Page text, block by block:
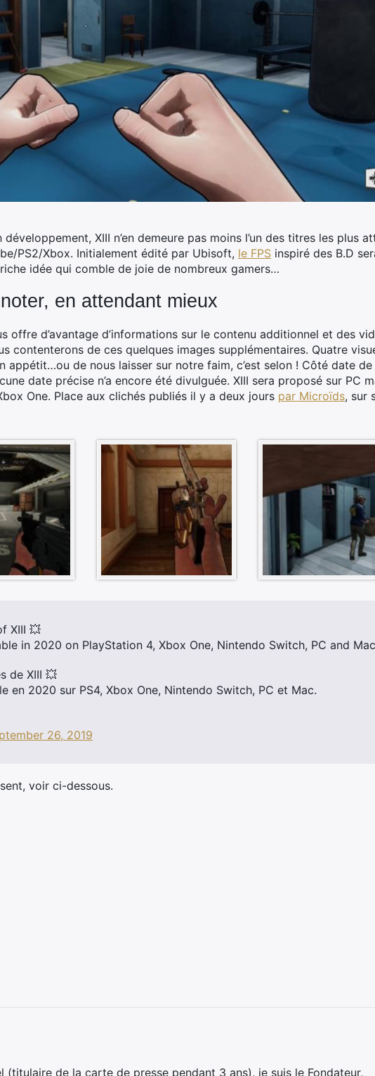
XIII n’en demeure pas moins l’un des titres les plus
PS2/Xbox. Initialement édité par Ubisoft, le FPS inspiré des B.D
idée qui comble de joie de nombreux gamers…
en attendant mieux
offre d’avantage d’informations sur le contenu additionnel et des
contenterons de ces quelques images supplémentaires. Quatre
appétit…ou de nous laisser sur notre faim, c’est selon ! Côté date de
date précise n’a encore été divulguée. XIII sera proposé sur PC
One. Place aux clichés publiés il y a deux jours par Microïds, sur
XIII 💥
in 2020 on PlayStation 4, Xbox One, Nintendo Switch, PC and
de XIII 💥
en 2020 sur PS4, Xbox One, Nintendo Switch, PC et Mac.
26, 2019
voir ci-dessous.
(titulaire de la carte de presse pendant 3 ans), je suis le Fondateur,